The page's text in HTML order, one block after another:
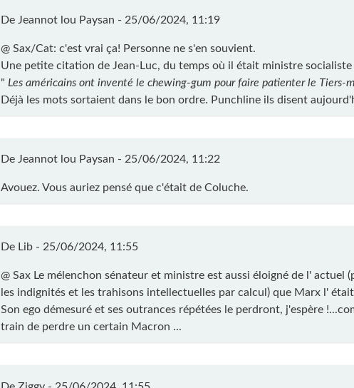
De Jeannot lou Paysan - 25/06/2024, 11:19
@ Sax/Cat: c'est vrai ça! Personne ne s'en souvient.
Une petite citation de Jean-Luc, du temps où il était ministre socialiste
" Les américains ont inventé le chewing-gum pour faire patienter le Tiers-
Déjà les mots sortaient dans le bon ordre. Punchline ils disent
De Jeannot lou Paysan - 25/06/2024, 11:22
Avouez. Vous auriez pensé que c'était de Coluche.
De Lib - 25/06/2024, 11:55
@ Sax Le mélenchon sénateur et ministre est aussi éloigné de l' actuel
les indignités et les trahisons intellectuelles par calcul) que Marx l'
Son ego démesuré et ses outrances répétées le perdront, j'espère
train de perdre un certain Macron ...